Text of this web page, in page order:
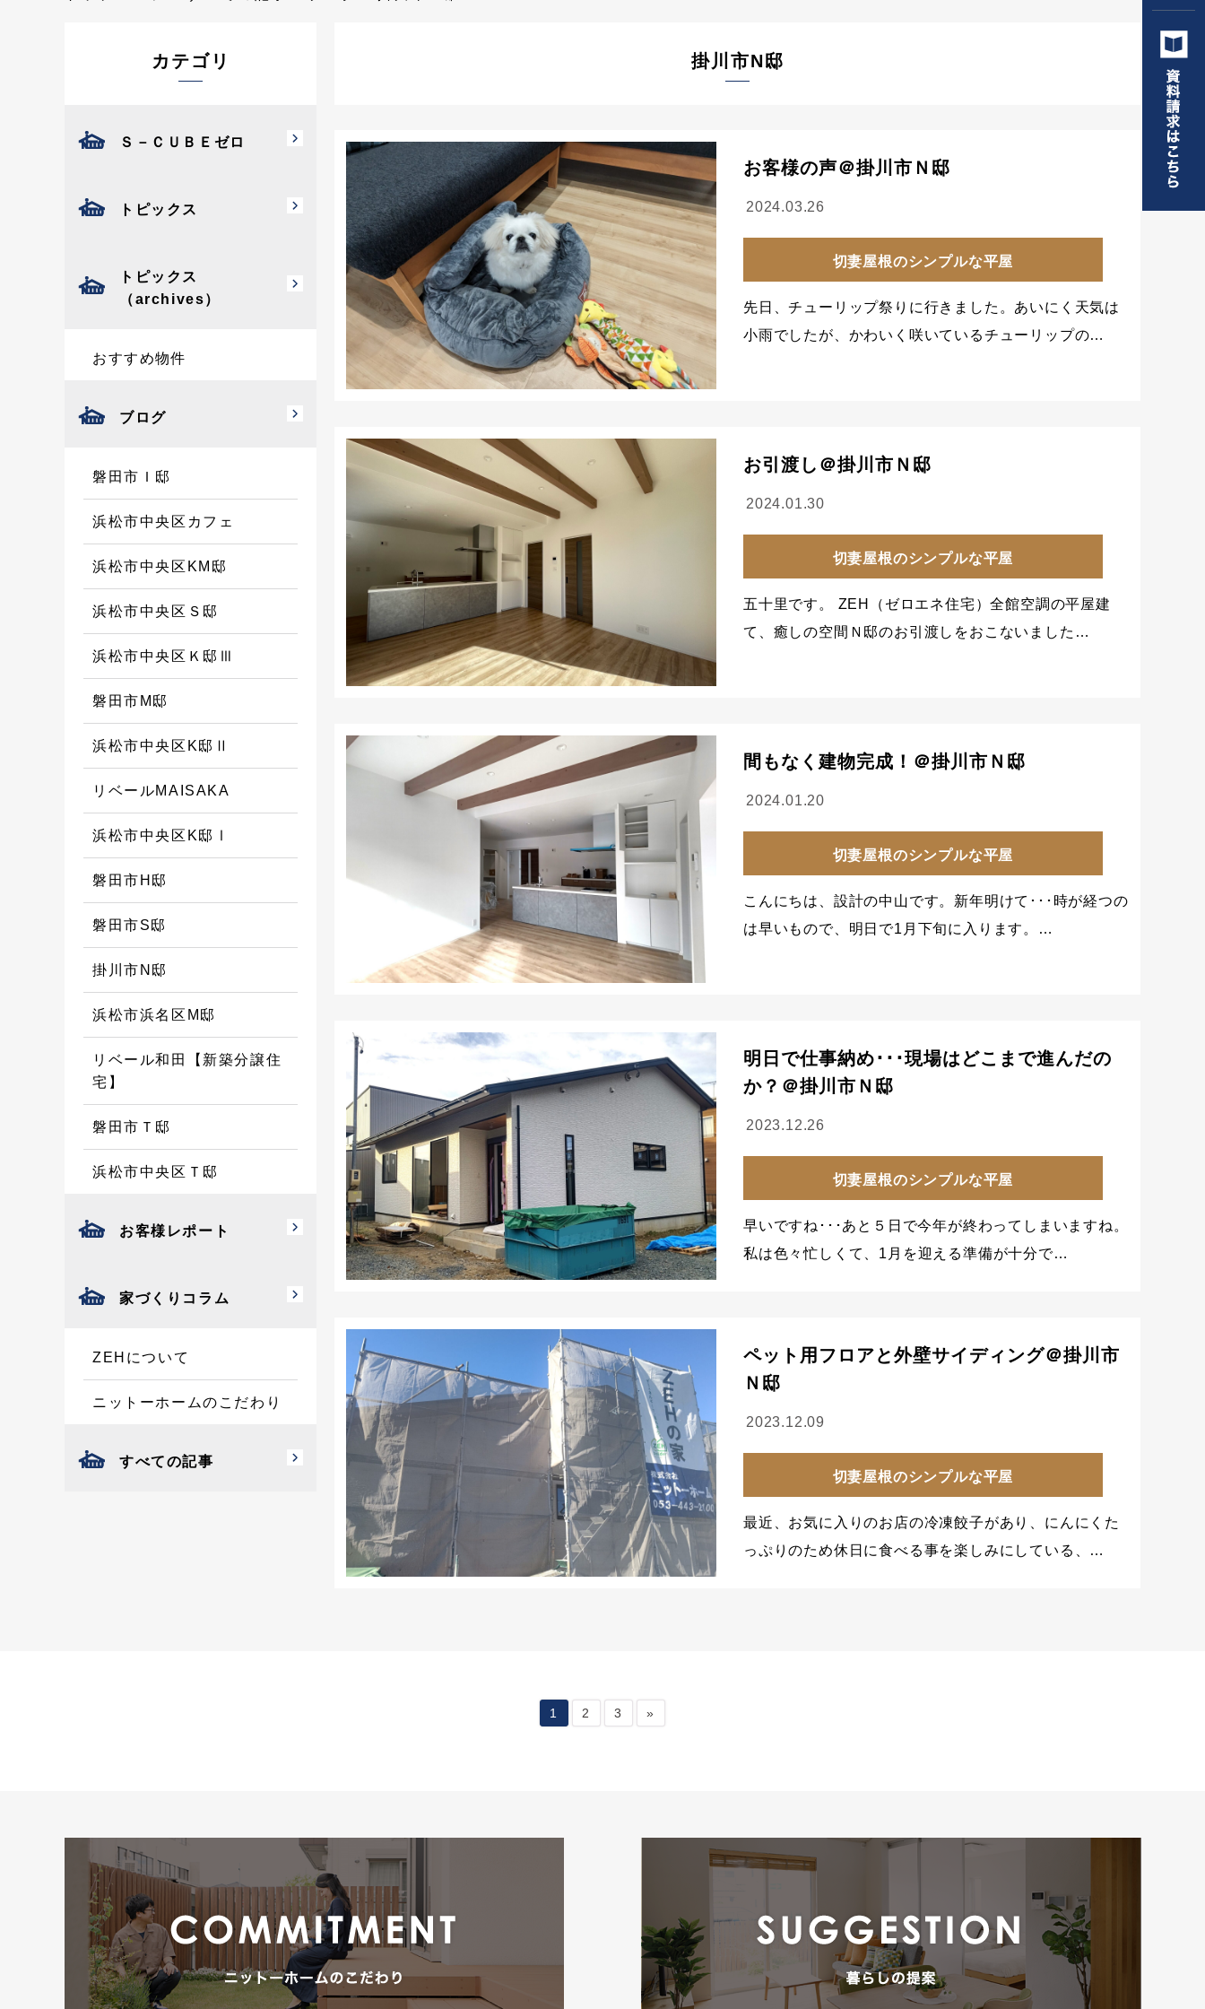
カテゴリ
Ｓ－ＣＵＢＥゼロ
トピックス
トピックス
（archives）
おすすめ物件
ブログ
磐田市Ｉ邸
浜松市中央区カフェ
浜松市中央区KM邸
浜松市中央区Ｓ邸
浜松市中央区Ｋ邸Ⅲ
磐田市M邸
浜松市中央区K邸Ⅱ
リベールMAISAKA
浜松市中央区K邸Ⅰ
磐田市H邸
磐田市S邸
掛川市N邸
浜松市浜名区M邸
リベール和田【新築分譲住
宅】
磐田市Ｔ邸
浜松市中央区Ｔ邸
お客様レポート
家づくりコラム
ZEHについて
ニットーホームのこだわり
すべての記事
掛川市N邸
お客様の声＠掛川市Ｎ邸
2024.03.26
切妻屋根のシンプルな平屋
先日、チューリップ祭りに行きました。あいにく天気は
小雨でしたが、かわいく咲いているチューリップの…
お引渡し＠掛川市Ｎ邸
2024.01.30
切妻屋根のシンプルな平屋
五十里です。 ZEH（ゼロエネ住宅）全館空調の平屋建
て、癒しの空間Ｎ邸のお引渡しをおこないました…
間もなく建物完成！＠掛川市Ｎ邸
2024.01.20
切妻屋根のシンプルな平屋
こんにちは、設計の中山です。新年明けて･･･時が経つの
は早いもので、明日で1月下旬に入ります。…
明日で仕事納め･･･現場はどこまで進んだの
か？＠掛川市Ｎ邸
2023.12.26
切妻屋根のシンプルな平屋
早いですね･･･あと５日で今年が終わってしまいますね。
私は色々忙しくて、1月を迎える準備が十分で…
ペット用フロアと外壁サイディング＠掛川市
Ｎ邸
2023.12.09
切妻屋根のシンプルな平屋
最近、お気に入りのお店の冷凍餃子があり、にんにくた
っぷりのため休日に食べる事を楽しみにしている、…
1 2 3 »